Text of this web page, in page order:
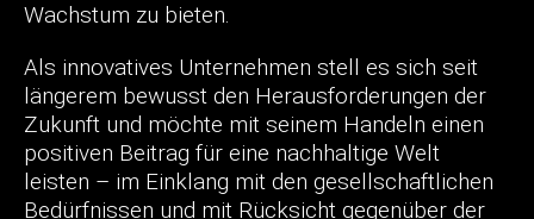
Wachstum zu bieten.
Als innovatives Unternehmen stell es sich seit
längerem bewusst den Herausforderungen der
Zukunft und möchte mit seinem Handeln einen
positiven Beitrag für eine nachhaltige Welt
leisten – im Einklang mit den gesellschaftlichen
Bedürfnissen und mit Rücksicht gegenüber der